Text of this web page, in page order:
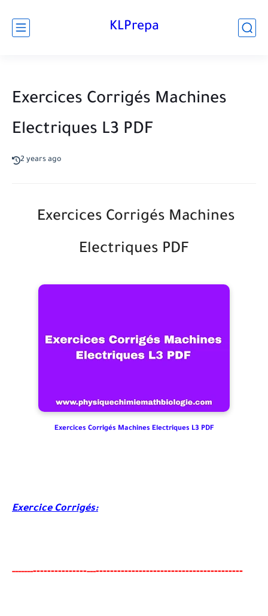
KLPrepa
Exercices Corrigés Machines
Electriques L3 PDF
2 years ago
Exercices Corrigés Machines
Electriques PDF
Exercices Corrigés Machines Electriques L3 PDF
Exercice Corrigés:
------------------------------------------------------------------